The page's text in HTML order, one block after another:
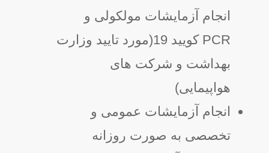
انجام آزمایشات مولکولی و
PCR کویید 19(مورد تایید وزارت
بهداشت و شرکت های
هواپیمایی)
انجام آزمایشات عمومی و
تخصصی به صورت روزانه